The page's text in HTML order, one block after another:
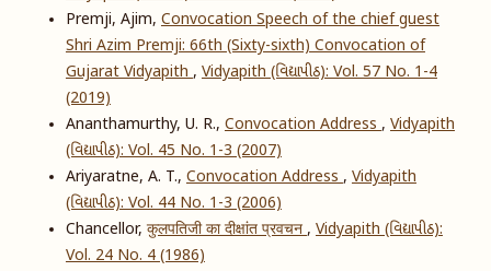
Premji, Ajim, Convocation Speech of the chief guest
Shri Azim Premji: 66th (Sixty-sixth) Convocation of
Gujarat Vidyapith, Vidyapith (વિદ્યાપીઠ): Vol. 57 No. 1-4
(2019)
Ananthamurthy, U. R., Convocation Address, Vidyapith
(વિદ્યાપીઠ): Vol. 45 No. 1-3 (2007)
Ariyaratne, A. T., Convocation Address, Vidyapith
(વિદ્યાપીઠ): Vol. 44 No. 1-3 (2006)
Chancellor, कुलपतिजी का दीक्षांत प्रवचन, Vidyapith (વિદ્યાપીઠ):
Vol. 24 No. 4 (1986)